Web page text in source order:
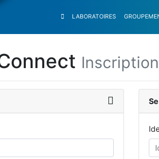
LABORATOIRES